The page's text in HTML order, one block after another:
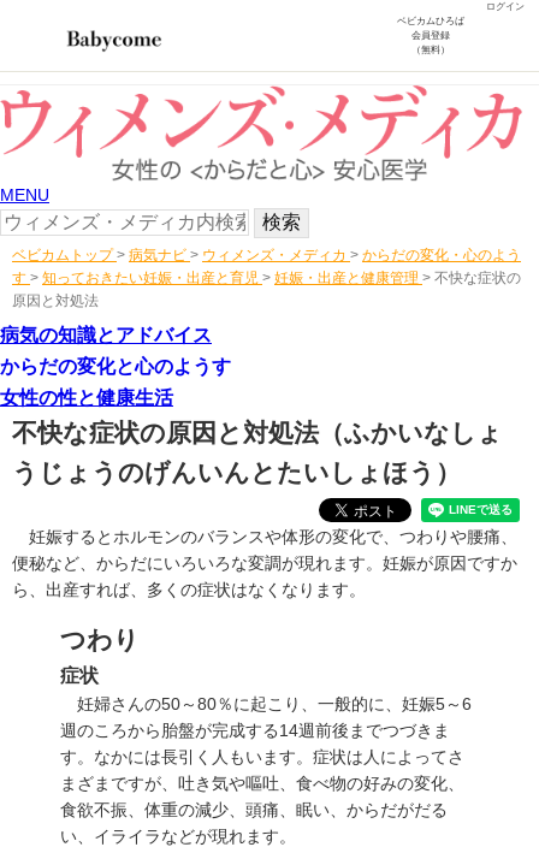
ログイン
ベビカムひろば
会員登録
（無料）
MENU
ベビカムトップ > 病気ナビ > ウィメンズ・メディカ > からだの変化・心のよう
す > 知っておきたい妊娠・出産と育児 > 妊娠・出産と健康管理 > 不快な症状の
原因と対処法
病気の知識とアドバイス
からだの変化と心のようす
女性の性と健康生活
不快な症状の原因と対処法（ふかいなしょ
うじょうのげんいんとたいしょほう）
妊娠するとホルモンのバランスや体形の変化で、つわりや腰痛、
便秘など、からだにいろいろな変調が現れます。妊娠が原因ですか
ら、出産すれば、多くの症状はなくなります。
つわり
症状
妊婦さんの50～80％に起こり、一般的に、妊娠5～6
週のころから胎盤が完成する14週前後までつづきま
す。なかには長引く人もいます。症状は人によってさ
まざまですが、吐き気や嘔吐、食べ物の好みの変化、
食欲不振、体重の減少、頭痛、眠い、からだがだる
い、イライラなどが現れます。